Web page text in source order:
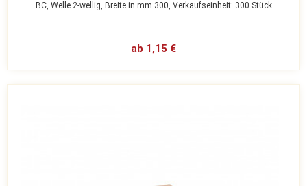
BC, Welle 2-wellig, Breite in mm 300, Verkaufseinheit: 300 Stück
ab 1,15 €